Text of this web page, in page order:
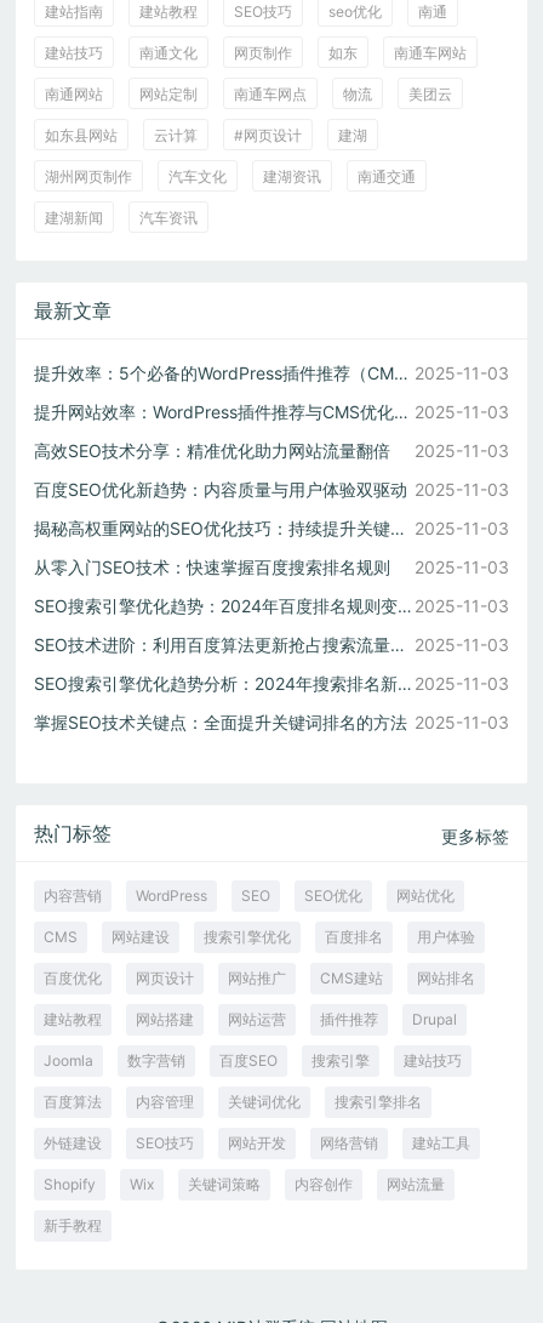
建站指南 建站教程 SEO技巧 seo优化 南通
建站技巧 南通文化 网页制作 如东 南通车网站
南通网站 网站定制 南通车网点 物流 美团云
如东县网站 云计算 #网页设计 建湖
湖州网页制作 汽车文化 建湖资讯 南通交通
建湖新闻 汽车资讯
最新文章
提升效率：5个必备的WordPress插件推荐（CMS建站必备） 2025-11-03
提升网站效率：WordPress插件推荐与CMS优化策略 2025-11-03
高效SEO技术分享：精准优化助力网站流量翻倍
2025-11-03
百度SEO优化新趋势：内容质量与用户体验双驱动 2025-11-03
揭秘高权重网站的SEO优化技巧：持续提升关键词排名 2025-11-03
从零入门SEO技术：快速掌握百度搜索排名规则
2025-11-03
SEO搜索引擎优化趋势：2024年百度排名规则变化应对方案 2025-11-03
SEO技术进阶：利用百度算法更新抢占搜索流量先机 2025-11-03
SEO搜索引擎优化趋势分析：2024年搜索排名新规则解读 2025-11-03
掌握SEO技术关键点：全面提升关键词排名的方法 2025-11-03
热门标签 更多标签
内容营销 WordPress SEO SEO优化 网站优化
CMS 网站建设 搜索引擎优化 百度排名 用户体验
百度优化 网页设计 网站推广 CMS建站 网站排名
建站教程 网站搭建 网站运营 插件推荐 Drupal
Joomla 数字营销 百度SEO 搜索引擎 建站技巧
百度算法 内容管理 关键词优化 搜索引擎排名
外链建设 SEO技巧 网站开发 网络营销 建站工具
Shopify Wix 关键词策略 内容创作 网站流量
新手教程